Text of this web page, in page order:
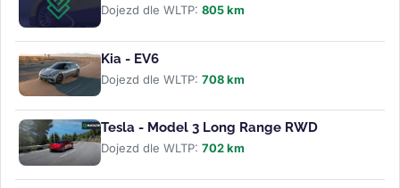
Dojezd dle WLTP: 805 km
Kia - EV6
Dojezd dle WLTP: 708 km
Tesla - Model 3 Long Range RWD
Dojezd dle WLTP: 702 km